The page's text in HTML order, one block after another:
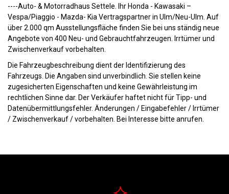
----Auto- & Motorradhaus Settele. Ihr Honda - Kawasaki –
Vespa/Piaggio - Mazda- Kia Vertragspartner in Ulm/Neu-Ulm. Auf
über 2.000 qm Ausstellungsfläche finden Sie bei uns ständig neue
Angebote von 400 Neu- und Gebrauchtfahrzeugen. Irrtümer und
Zwischenverkauf vorbehalten.
Die Fahrzeugbeschreibung dient der Identifizierung des
Fahrzeugs. Die Angaben sind unverbindlich. Sie stellen keine
zugesicherten Eigenschaften und keine Gewährleistung im
rechtlichen Sinne dar. Der Verkäufer haftet nicht für Tipp- und
Datenübermittlungsfehler. Änderungen / Eingabefehler / Irrtümer
/ Zwischenverkauf / vorbehalten. Bei Interesse bitte anrufen.